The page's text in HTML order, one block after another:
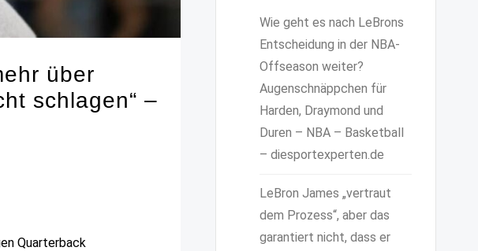
über
schlagen“ –
Quarterback
Wie geht es nach LeBrons
Entscheidung in der NBA-
Offseason weiter?
Augenschnäppchen für
Harden, Draymond und
Duren – NBA – Basketball
– diesportexperten.de
LeBron James „vertraut
dem Prozess“, aber das
garantiert nicht, dass er